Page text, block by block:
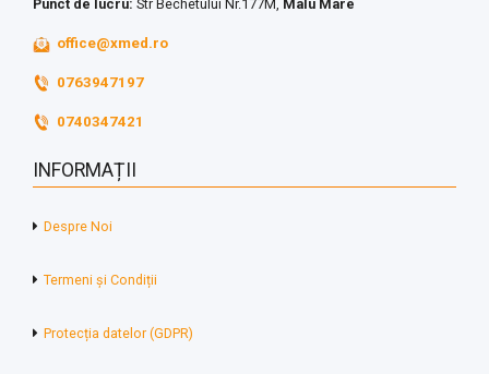
Punct de lucru: Str Bechetului Nr.177M, Malu Mare
office@xmed.ro
0763947197
0740347421
INFORMAȚII
Despre Noi
Termeni și Condiții
Protecția datelor (GDPR)